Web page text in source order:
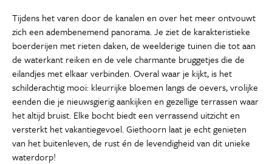
Tijdens het varen door de kanalen en over het meer ontvouwt
zich een adembenemend panorama. Je ziet de karakteristieke
boerderijen met rieten daken, de weelderige tuinen die tot aan
de waterkant reiken en de vele charmante bruggetjes die de
eilandjes met elkaar verbinden. Overal waar je kijkt, is het
schilderachtig mooi: kleurrijke bloemen langs de oevers, vrolijke
eenden die je nieuwsgierig aankijken en gezellige terrassen waar
het altijd bruist. Elke bocht biedt een verrassend uitzicht en
versterkt het vakantiegevoel. Giethoorn laat je echt genieten
van het buitenleven, de rust én de levendigheid van dit unieke
waterdorp!